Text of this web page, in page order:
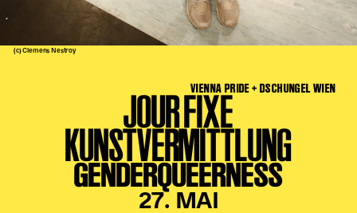
Junge Kunst
Next Generation
Dramaturgie + Stadt
Theaterwerkstätten
(c) Clemens Nestroy
VIENNA PRIDE + DSCHUNGEL WIEN
JOUR FIXE
KUNSTVERMITTLUNG
GENDERQUEERNESS
27. MAI